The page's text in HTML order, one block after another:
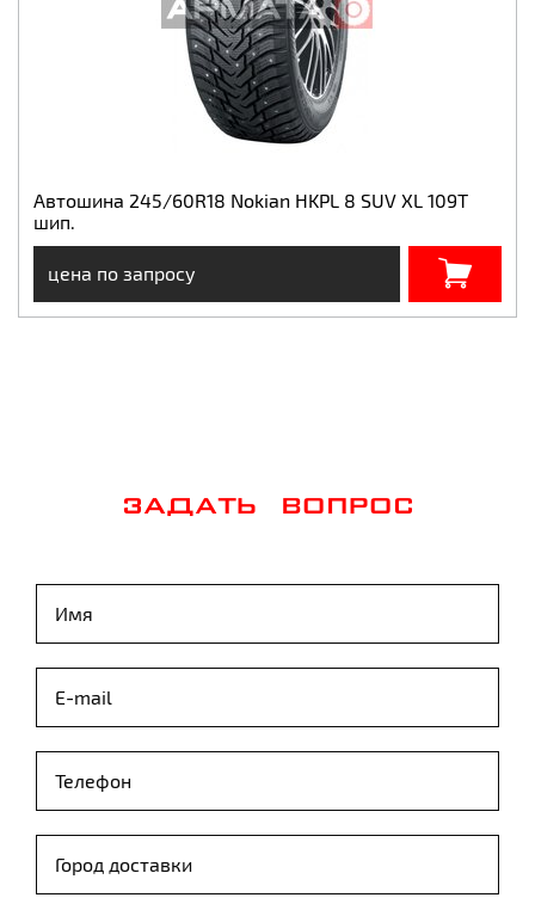
Автошина 245/60R18 Nokian HKPL 8 SUV XL 109T
шип.
цена по запросу
ЗАДАТЬ ВОПРОС